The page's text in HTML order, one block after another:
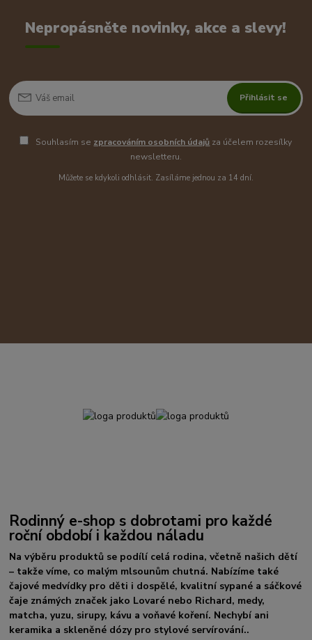
Nepropásněte novinky, akce a slevy!
Přihlásit se
Souhlasím se zpracováním osobních údajů za účelem rozesílky
newsletteru.
Můžete se kdykoli odhlásit. Zasíláme jednou za 14 dní.
Rodinný e-shop s dobrotami pro každé
roční období i každou náladu
Na výběru produktů se podílí celá rodina, včetně našich dětí
– takže víme, co malým mlsounům chutná. Nabízíme také
čajové medvídky pro děti i dospělé, kvalitní sypané a sáčkové
čaje známých značek jako Lovaré nebo Richard, medy,
matcha, yuzu, sirupy, kávu a voňavé koření. Nechybí ani
keramika a skleněné dózy pro stylové servírování..